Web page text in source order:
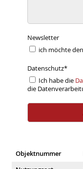
Newsletter
ich möchte
Datenschutz*
Ich habe die
die
Objektnummer